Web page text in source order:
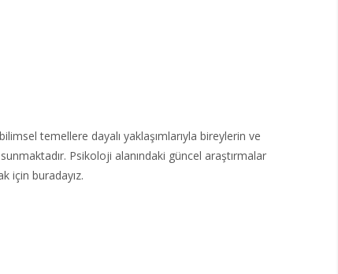
temellere dayalı yaklaşımlarıyla bireylerin ve
Psikoloji alanındaki güncel araştırmalar
için buradayız.